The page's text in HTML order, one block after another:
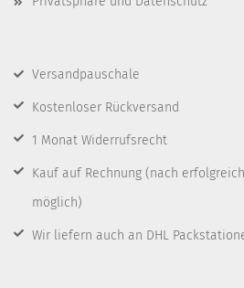
Versandpauschale
Kostenloser Rückversand
1 Monat Widerrufsrecht
Kauf auf Rechnung (nach
möglich)
Wir liefern auch an DHL